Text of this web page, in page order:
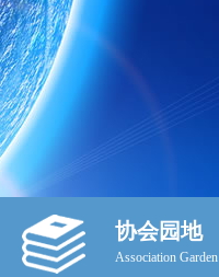
协会园地
Association Garden